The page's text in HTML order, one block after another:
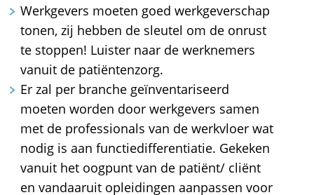
Werkgevers moeten goed werkgeverschap
tonen, zij hebben de sleutel om de onrust
te stoppen! Luister naar de werknemers
vanuit de patiëntenzorg.
Er zal per branche geïnventariseerd
moeten worden door werkgevers samen
met de professionals van de werkvloer wat
nodig is aan functiedifferentiatie. Gekeken
vanuit het oogpunt van de patiënt/ cliënt
en vandaaruit opleidingen aanpassen voor